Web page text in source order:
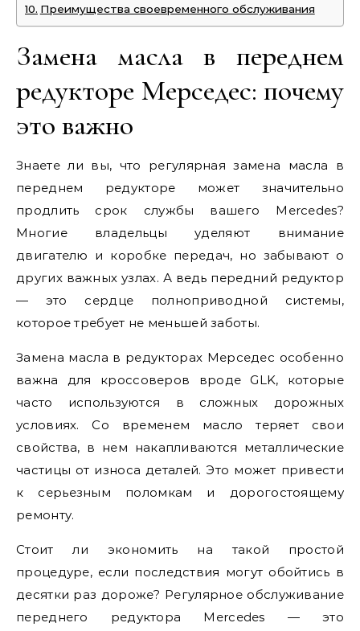
Преимущества своевременного обслуживания
Замена масла в переднем
редукторе Мерседес: почему
это важно
Знаете ли вы, что регулярная замена масла в
переднем редукторе может значительно
продлить срок службы вашего Mercedes?
Многие владельцы уделяют внимание
двигателю и коробке передач, но забывают о
других важных узлах. А ведь передний редуктор
— это сердце полноприводной системы,
которое требует не меньшей заботы.
Замена масла в редукторах Мерседес особенно
важна для кроссоверов вроде GLK, которые
часто используются в сложных дорожных
условиях. Со временем масло теряет свои
свойства, в нем накапливаются металлические
частицы от износа деталей. Это может привести
к серьезным поломкам и дорогостоящему
ремонту.
Стоит ли экономить на такой простой
процедуре, если последствия могут обойтись в
десятки раз дороже? Регулярное обслуживание
переднего редуктора Mercedes — это